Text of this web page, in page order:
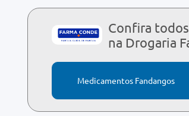
Confira
na Drogaria
Medicamentos Fandangos